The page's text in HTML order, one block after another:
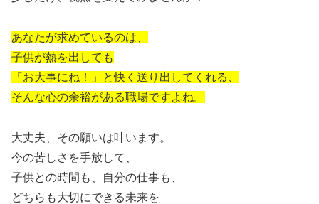
あなたが求めているのは、
子供が熱を出しても
「お大事にね！」と快く送り出してくれる、
そんな心の余裕がある職場ですよね。
大丈夫、その願いは叶います。
今の苦しさを手放して、
子供との時間も、自分の仕事も、
どちらも大切にできる未来を